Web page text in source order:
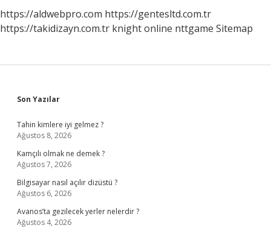
https://aldwebpro.com https://gentesltd.com.tr
https://takidizayn.com.tr knight online nttgame Sitemap
Sidebar
Son Yazılar
Tahin kimlere iyi gelmez ?
Ağustos 8, 2026
Kamçılı olmak ne demek ?
Ağustos 7, 2026
Bilgisayar nasıl açılır dizüstü ?
Ağustos 6, 2026
Avanos’ta gezilecek yerler nelerdir ?
Ağustos 4, 2026